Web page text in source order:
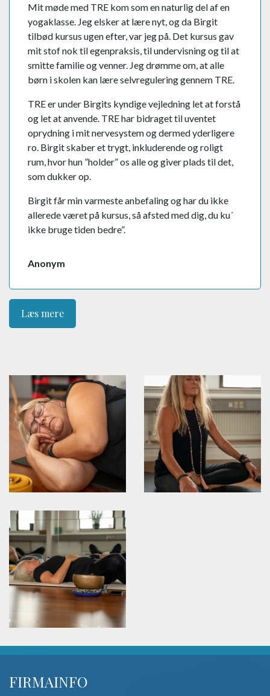
Mit møde med TRE kom som en naturlig del af en
yogaklasse. Jeg elsker at lære nyt, og da Birgit
tilbød kursus ugen efter, var jeg på. Det kursus gav
mit stof nok til egenpraksis, til undervisning og til at
smitte familie og venner. Jeg drømme om, at alle
børn i skolen kan lære selvregulering gennem TRE.
TRE er under Birgits kyndige vejledning let at forstå
og let at anvende. TRE har bidraget til uventet
oprydning i mit nervesystem og dermed yderligere
ro. Birgit skaber et trygt, inkluderende og roligt
rum, hvor hun ”holder” os alle og giver plads til det,
som dukker op.
Birgit får min varmeste anbefaling og har du ikke
allerede været på kursus, så afsted med dig, du ku´
ikke bruge tiden bedre”.
Anonym
Læs mere
FIRMAINFO